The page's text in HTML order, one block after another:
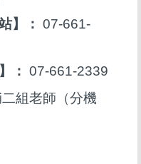
】： 07-661-
： 07-661-2339
組老師（分機